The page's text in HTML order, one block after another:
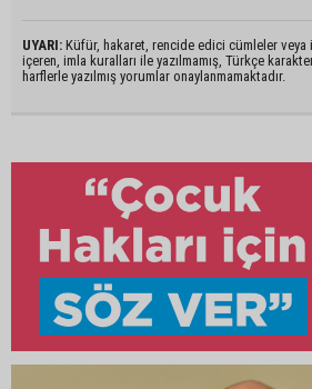
UYARI: Küfür, hakaret, rencide edici cümleler veya
içeren, imla kuralları ile yazılmamış, Türkçe
harflerle yazılmış yorumlar onaylanmamaktadır.